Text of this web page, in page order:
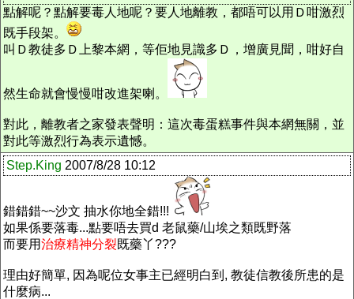
點解呢？點解要毒人地呢？要人地離教，都唔可以用Ｄ咁激烈
既手段架。
叫Ｄ教徒多Ｄ上黎本網，等佢地見識多Ｄ，增廣見聞，咁好自
然生命就會慢慢咁改進架喇。
對此，離教者之家發表聲明：這次毒蛋糕事件與本網無關，並
對此等激烈行為表示遺憾。
Step.King 2007/8/28 10:12
錯錯錯~~沙文 抽水你地全錯!!!
如果係要落毒...點要唔去買d 老鼠藥/山埃之類既野落
而要用治療精神分裂既藥丫???
理由好簡單, 因為呢位女事主已經明白到, 教徒信教後所患的是
什麼病...